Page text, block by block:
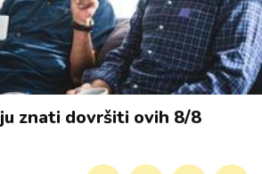
znati dovršiti ovih 8/8